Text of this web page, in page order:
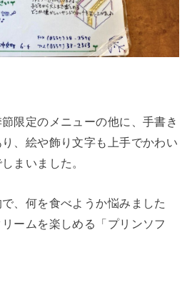
限定のメニューの他に、手書き
、絵や飾り文字も上手でかわい
まいました。
、何を食べようか悩みました
ームを楽しめる「プリンソフ